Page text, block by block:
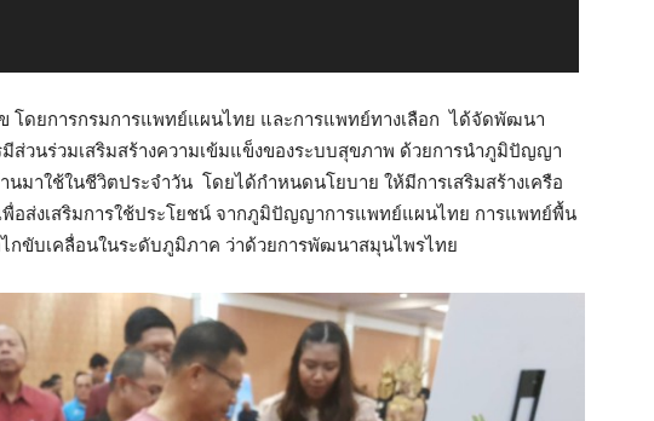
โดยการกรมการแพทย์แผนไทย และการแพทย์ทางเลือก ได้จัดพัฒนา
ส่วนร่วมเสริมสร้างความเข้มแข็งของระบบสุขภาพ ด้วยการนำภูมิปัญญา
มาใช้ในชีวิตประจำวัน โดยได้กำหนดนโยบาย ให้มีการเสริมสร้างเครือ
ส่งเสริมการใช้ประโยชน์ จากภูมิปัญญาการแพทย์แผนไทย การแพทย์พื้น
กขับเคลื่อนในระดับภูมิภาค ว่าด้วยการพัฒนาสมุนไพรไทย